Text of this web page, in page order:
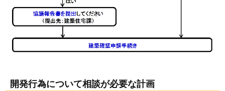
開発行為について相談が必要な計画